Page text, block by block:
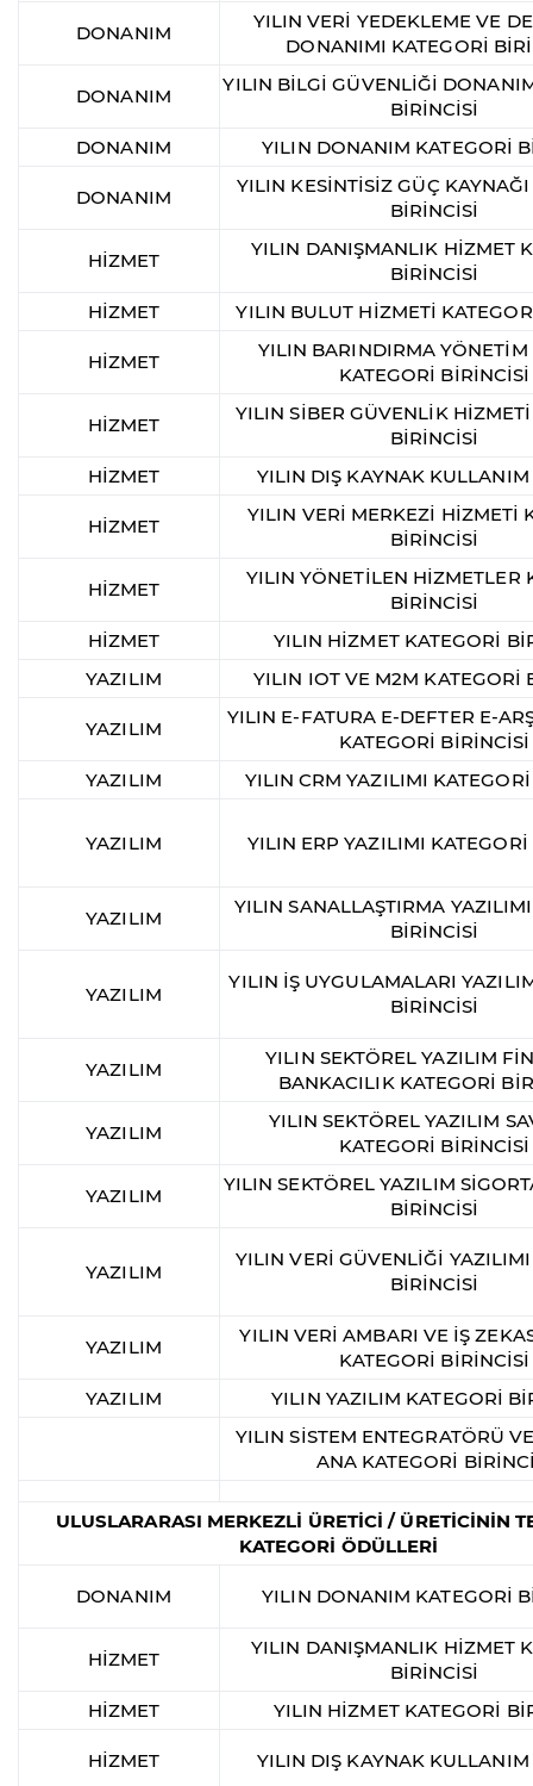
DONANIM
YILIN VERİ YEDEKLEME VE
DONANIMI KATEGORİ
DONANIM
YILIN BİLGİ GÜVENLİĞİ
BİRİNCİSİ
DONANIM
YILIN DONANIM KATEGORİ
DONANIM
YILIN KESİNTİSİZ GÜÇ
BİRİNCİSİ
HİZMET
YILIN DANIŞMANLIK HİZMET
BİRİNCİSİ
HİZMET
YILIN BULUT HİZMETİ
HİZMET
YILIN BARINDIRMA
KATEGORİ BİRİNCİSİ
HİZMET
YILIN SİBER GÜVENLİK
BİRİNCİSİ
HİZMET
YILIN DIŞ KAYNAK
HİZMET
YILIN VERİ MERKEZİ HİZMETİ
BİRİNCİSİ
HİZMET
YILIN YÖNETİLEN HİZMETLER
BİRİNCİSİ
HİZMET
YILIN HİZMET KATEGORİ
YAZILIM
YILIN IOT VE M2M KATEGORİ
YAZILIM
YILIN E-FATURA E-DEFTER E-
KATEGORİ BİRİNCİSİ
YAZILIM
YILIN CRM YAZILIMI
YAZILIM YILIN ERP YAZILIMI
YAZILIM
YILIN SANALLAŞTIRMA
BİRİNCİSİ
YAZILIM
YILIN İŞ UYGULAMALARI
BİRİNCİSİ
YAZILIM
YILIN SEKTÖREL YAZILIM
BANKACILIK KATEGORİ
YAZILIM
YILIN SEKTÖREL YAZILIM
KATEGORİ BİRİNCİSİ
YAZILIM
YILIN SEKTÖREL YAZILIM
BİRİNCİSİ
YAZILIM
YILIN VERİ GÜVENLİĞİ
BİRİNCİSİ
YAZILIM
YILIN VERİ AMBARI VE İŞ
KATEGORİ BİRİNCİSİ
YAZILIM
YILIN YAZILIM KATEGORİ
YILIN SİSTEM ENTEGRATÖRÜ
ANA KATEGORİ
ULUSLARARASI MERKEZLİ ÜRETİCİ / ÜRETİCİNİN
KATEGORİ ÖDÜLLERİ
DONANIM YILIN DONANIM KATEGORİ
HİZMET
YILIN DANIŞMANLIK HİZMET
BİRİNCİSİ
HİZMET
YILIN HİZMET KATEGORİ
HİZMET YILIN DIŞ KAYNAK